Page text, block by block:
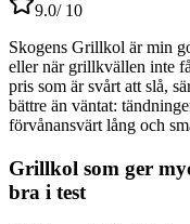
9.0/ 10
Skogens Grillkol är min
eller när grillkvällen inte
pris som är svårt att slå,
bättre än väntat:
förvånansvärt lång och
Grillkol som ger
bra i test